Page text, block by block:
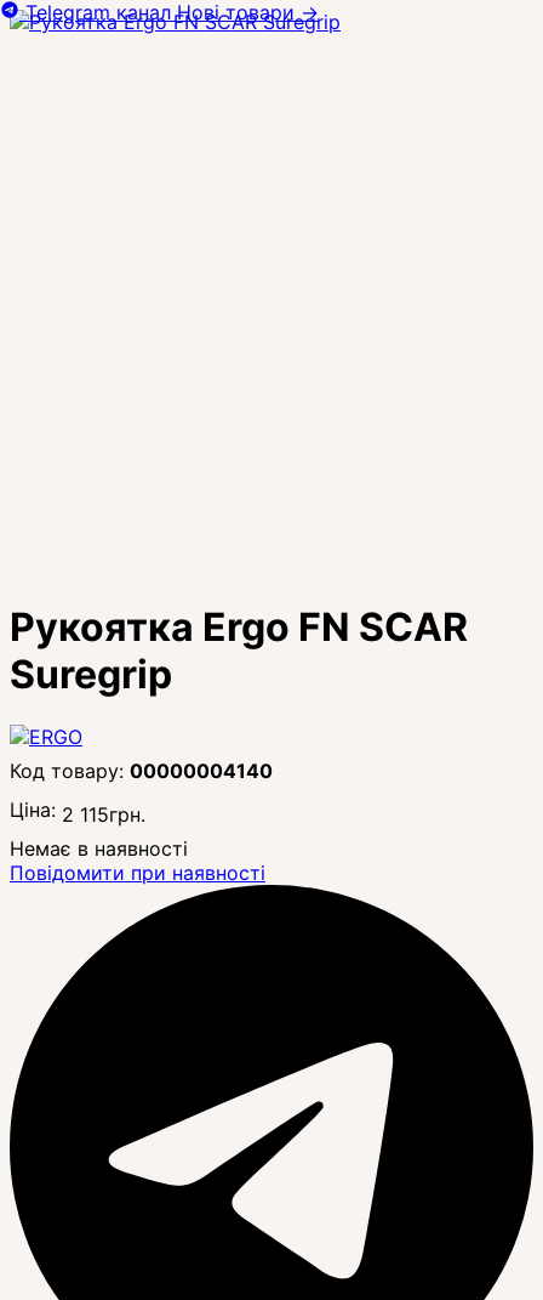
Рукоятка Ergo FN SCAR
Suregrip
00000004140
Ціна: 2 115грн.
Немає в наявності
Повідомити при наявності
Telegram канал Нові товари→